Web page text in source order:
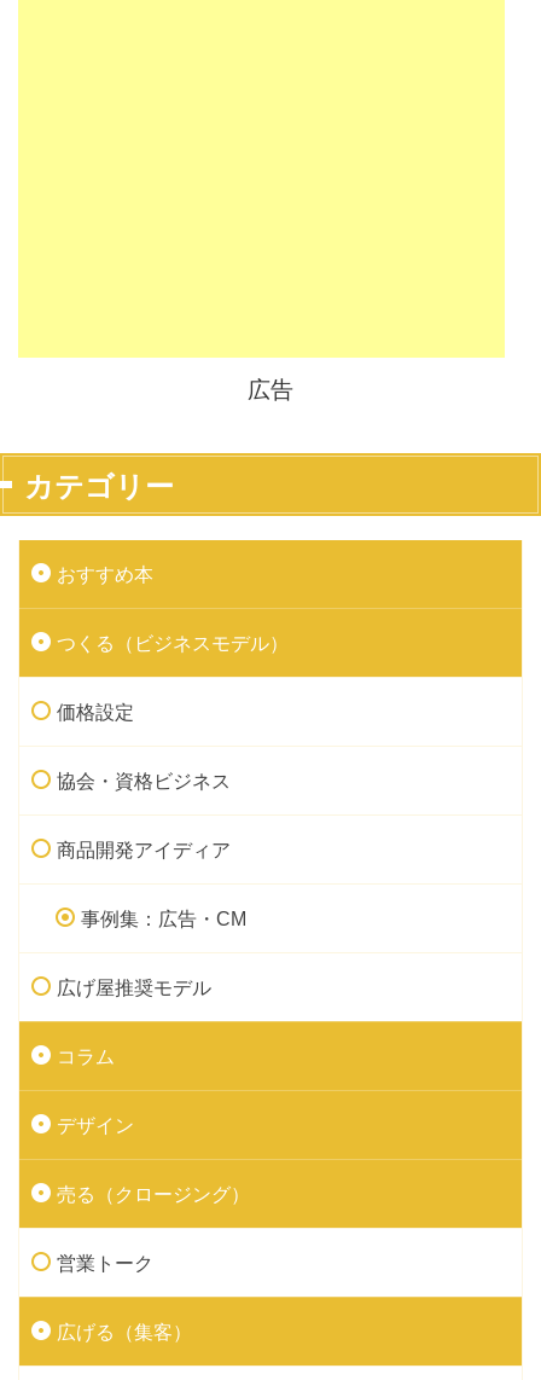
広告
カテゴリー
おすすめ本
つくる（ビジネスモデル）
価格設定
協会・資格ビジネス
商品開発アイディア
事例集：広告・CM
広げ屋推奨モデル
コラム
デザイン
売る（クロージング）
営業トーク
広げる（集客）